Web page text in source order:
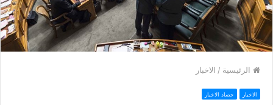
الرئيسية / الاخبار
الاخبار حصاد الاخبار